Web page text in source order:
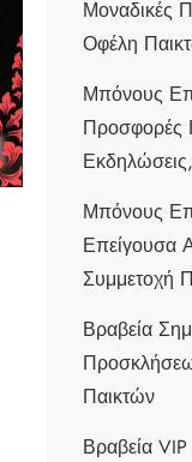
Μοναδικές
Οφέλη
Μπόνους
Προσφορές
Μπόνους
Επείγουσα
Συμμετοχή
Βραβεία
Παικτών
Βραβεία